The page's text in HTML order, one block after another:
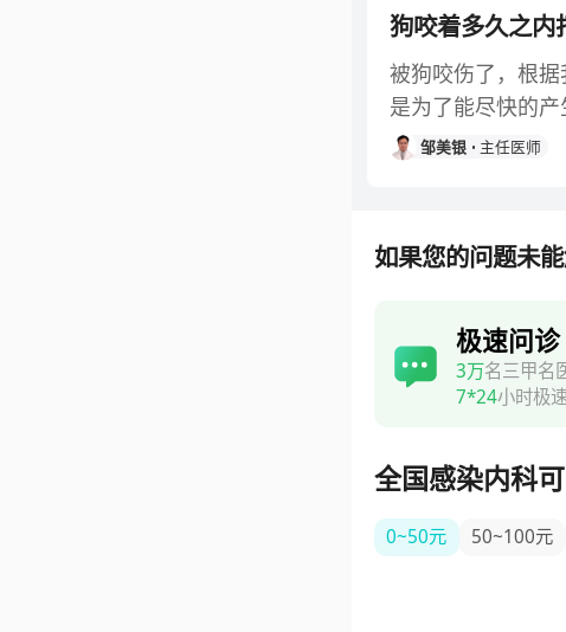
狗咬着多久之内
被狗咬伤了，根
是为了能尽快的
邹美银 主任医师
如果您的问题未
极速问诊
3万名三甲名
7*24小时极
全国感染内科
0~50元 50~100元